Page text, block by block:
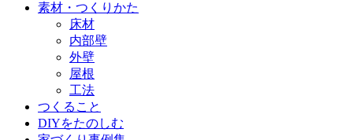
素材・つくりかた
床材
内部壁
外壁
屋根
工法
つくること
DIYをたのしむ